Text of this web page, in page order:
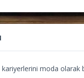
kariyerlerini moda olarak